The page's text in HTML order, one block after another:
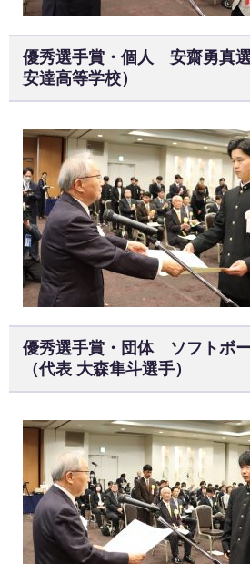
優秀選手賞・個人 安齋勇真選
安達高等学校）
優秀選手賞・団体 ソフトボ
（代表 大森隼斗選手）